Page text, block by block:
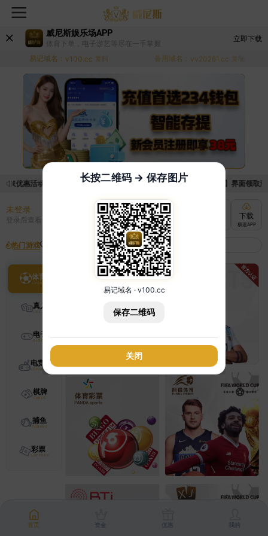
威尼斯娱乐场APP
体育下单，电子游艺等尽在一手掌握
立即下载
易记域名： v100.cc 复制 备用域名： vv20261.cc 复制
取优惠活动的手续麻烦，已新增优惠系统，现在可以前往【福利中心】界面领取
未登录
登录后查看 充值
快速到账
下载
极速APP
热门游戏
体育
真人
电子
电竞
棋牌
捕鱼
彩票
首页 资金 优惠 我的
长按二维码 → 保存图片
易记域名 · v100.cc
保存二维码
关闭